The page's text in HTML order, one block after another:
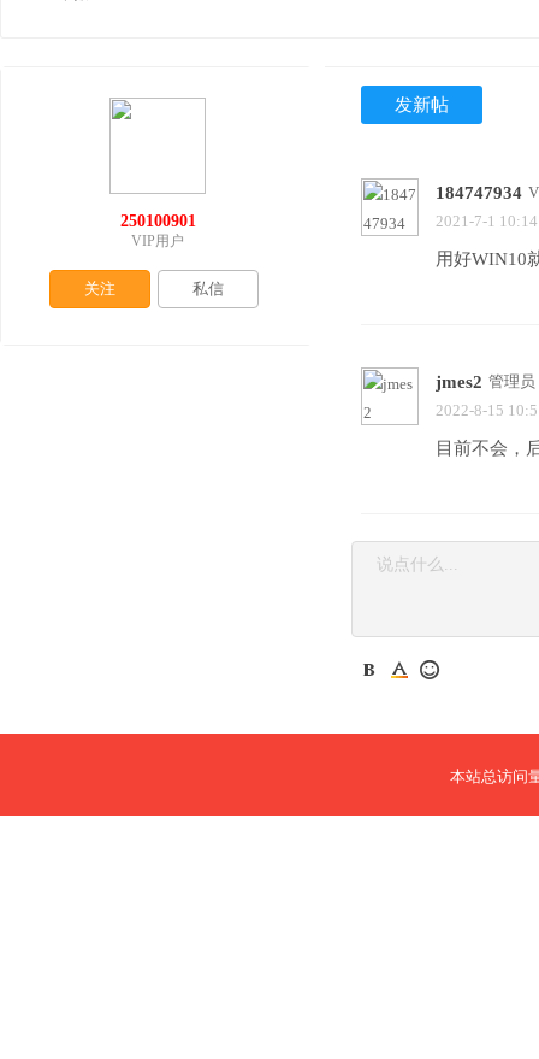
发新帖
184747934
2021-7-1
用好WIN10
jmes2 管理员
2022-8-15
目前不会，
250100901
VIP用户
关注 私信
本站总访问